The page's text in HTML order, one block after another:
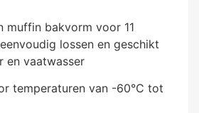
muffin bakvorm voor 11
lossen en geschikt
en vaatwasser
temperaturen van -60°C tot